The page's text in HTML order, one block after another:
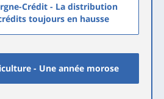
Crédit - La distribution
toujours en hausse
- Une année morose